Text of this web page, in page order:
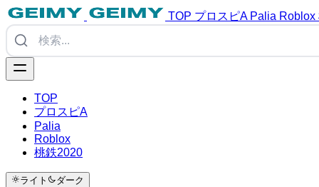
TOP プロスピA Palia Roblox
TOP
プロスピA
Palia
Roblox
桃鉄2020
ライト ダーク